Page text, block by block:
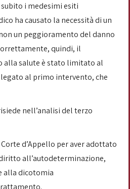
subito i medesimi esiti
ha causato la necessità di un
un peggioramento del danno
quindi, il
alla salute è stato limitato al
al primo intervento, che
nell’analisi del terzo
Corte d’Appello per aver adottato
all’autodeterminazione,
alla dicotomia